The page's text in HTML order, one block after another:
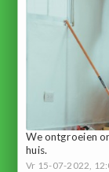
We ontgroeien
huis.
Vr 15-07-2022,